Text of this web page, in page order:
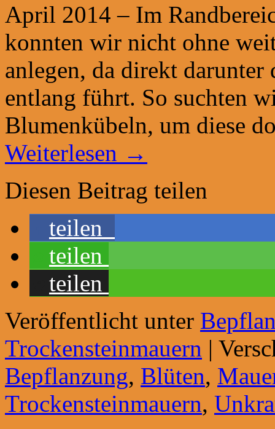
April 2014 – Im
konnten wir nicht ohne
anlegen, da direkt darunter
entlang führt. So suchten
Blumenkübeln, um diese
Weiterlesen →
Diesen Beitrag teilen
teilen
teilen
teilen
Veröffentlicht unter
Trockensteinmauern |
Bepflanzung, Blüten,
Trockensteinmauern,